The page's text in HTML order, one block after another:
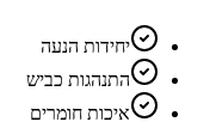
יחידות הנעה
התנהגות כביש
איכות חומרים